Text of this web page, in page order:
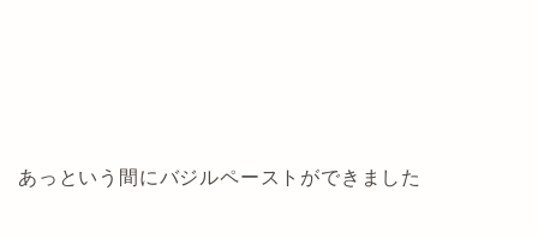
あっという間にバジルペーストができました